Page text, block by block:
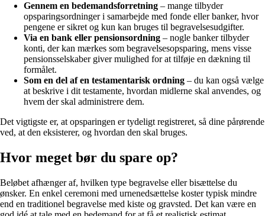
Gennem en bedemandsforretning – mange tilbyder
opsparingsordninger i samarbejde med fonde eller banker, hvor
pengene er sikret og kun kan bruges til begravelsesudgifter.
Via en bank eller pensionsordning – nogle banker tilbyder
konti, der kan mærkes som begravelsesopsparing, mens visse
pensionsselskaber giver mulighed for at tilføje en dækning til
formålet.
Som en del af en testamentarisk ordning – du kan også vælge
at beskrive i dit testamente, hvordan midlerne skal anvendes, og
hvem der skal administrere dem.
Det vigtigste er, at opsparingen er tydeligt registreret, så dine pårørende
ved, at den eksisterer, og hvordan den skal bruges.
Hvor meget bør du spare op?
Beløbet afhænger af, hvilken type begravelse eller bisættelse du
ønsker. En enkel ceremoni med urnenedsættelse koster typisk mindre
end en traditionel begravelse med kiste og gravsted. Det kan være en